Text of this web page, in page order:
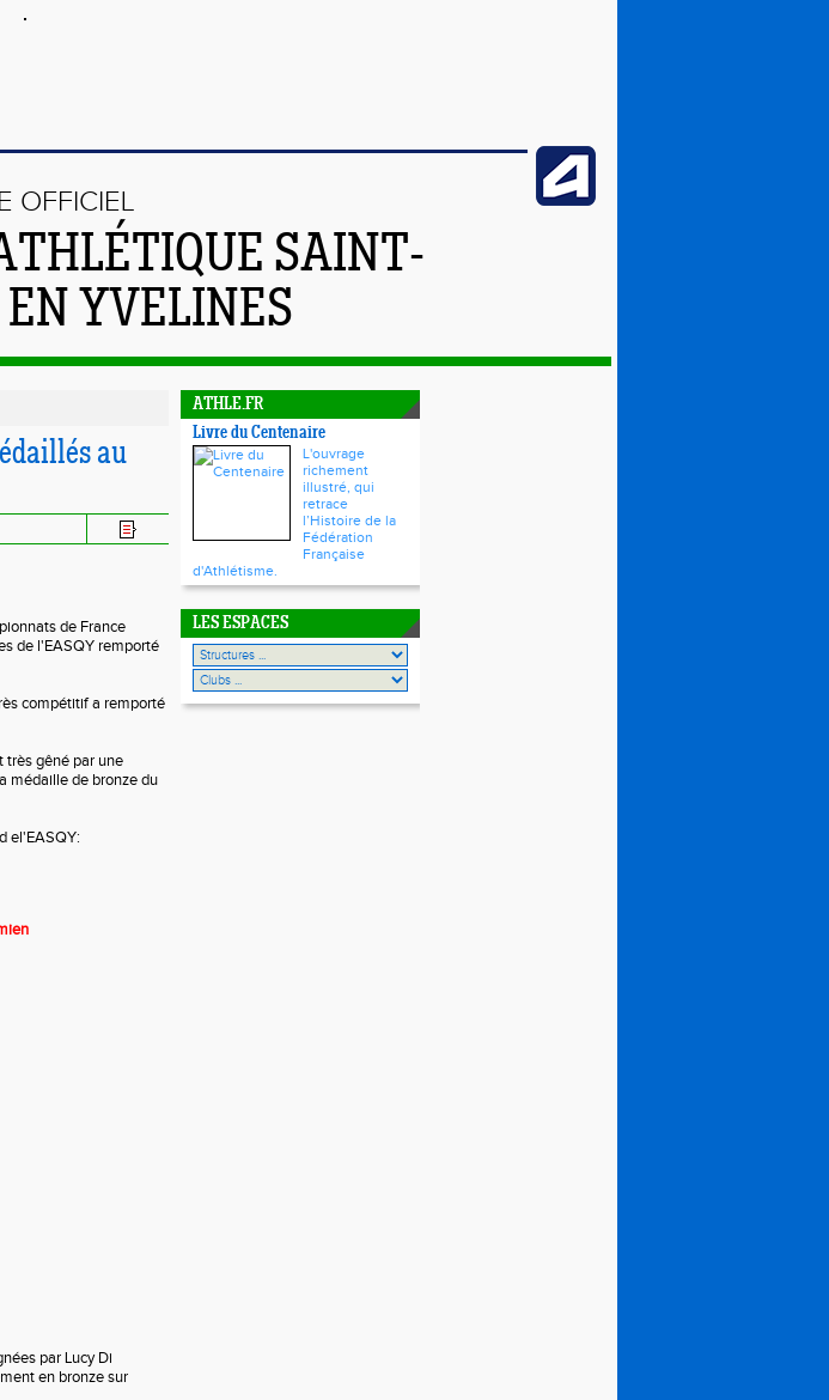
OFFICIEL
SAINT-
YVELINES
au
de France
de l'EASQY remporté
compétitif a remporté
très gêné par une
médaille de bronze du
el'EASQY:
par Lucy Di
en bronze sur
ATHLE.FR
Livre du Centenaire
L'ouvrage
richement
illustré, qui
retrace
l’Histoire de la
Fédération
Française
d'Athlétisme.
LES ESPACES